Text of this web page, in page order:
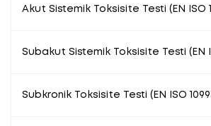
Akut Sistemik Toksisite Testi (EN ISO
Subakut Sistemik Toksisite Testi (EN
Subkronik Toksisite Testi (EN ISO